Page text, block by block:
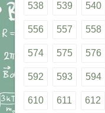
538 539 540
556 557 558
574 575 576
592 593 594
610 611 612